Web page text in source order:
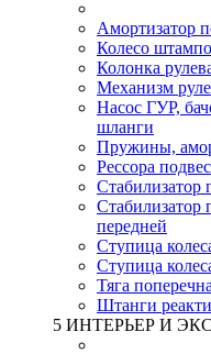
Амортизатор
Колесо
Колонка
Механизм
Насос ГУР,
шланги
Пружины,
Рессора
Стабилизатор
Стабилизатор
передней
Ступица
Ступица
Тяга
Штанги
5 ИНТЕРЬЕР И